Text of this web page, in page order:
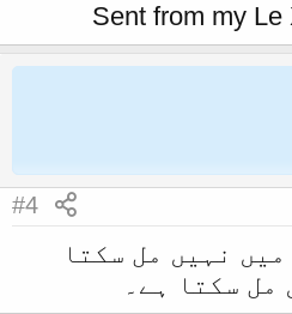
Sent from my Le
#4
نہیں مل سکتا
مل سکتا ہے۔